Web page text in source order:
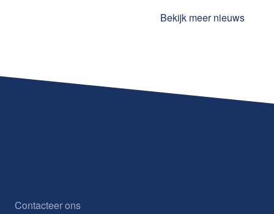
Bekijk meer nieuws
Contacteer ons